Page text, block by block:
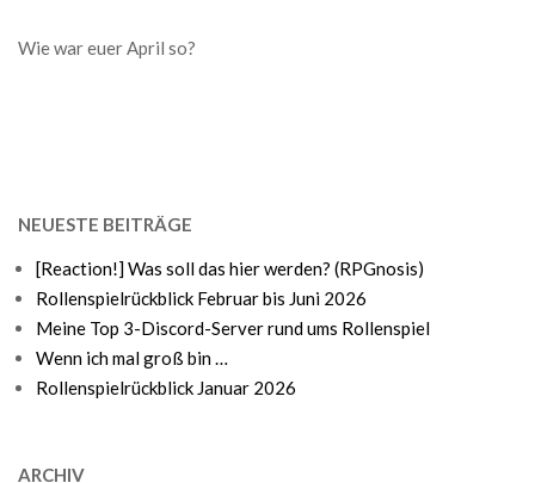
Wie war euer April so?
NEUESTE BEITRÄGE
[Reaction!] Was soll das hier werden? (RPGnosis)
Rollenspielrückblick Februar bis Juni 2026
Meine Top 3-Discord-Server rund ums Rollenspiel
Wenn ich mal groß bin …
Rollenspielrückblick Januar 2026
ARCHIV